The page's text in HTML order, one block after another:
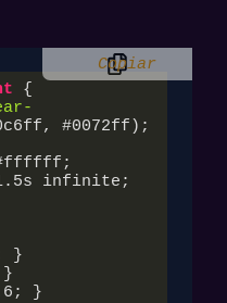
Copiar
{
c6ff, #0072ff);
;
infinite;
}
; }